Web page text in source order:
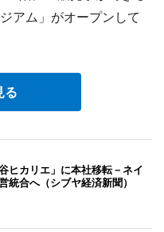
アム」がオープンして
る
ヒカリエ」に本社移転－ネイ
統合へ（シブヤ経済新聞）